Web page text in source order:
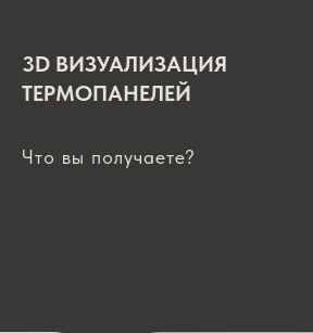
3D ВИЗУАЛИЗАЦИЯ
ТЕРМОПАНЕЛЕЙ
Что вы получаете?